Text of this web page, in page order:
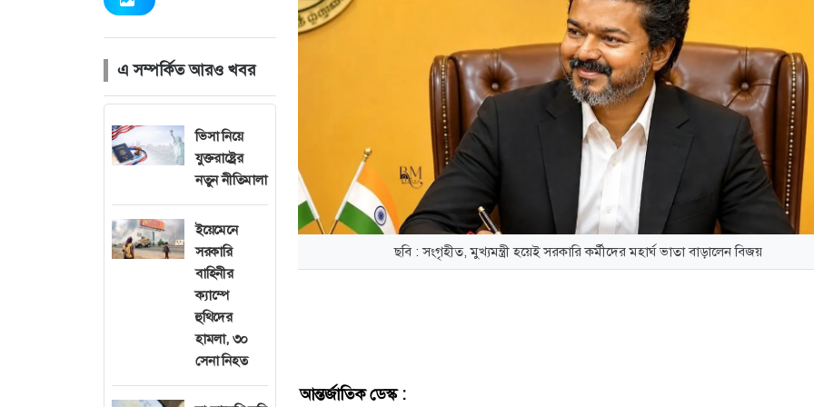
এ সম্পর্কিত আরও খবর
ভিসা নিয়ে
যুক্তরাষ্ট্রের
নতুন নীতিমালা
ইয়েমেনে
সরকারি
বাহিনীর
ক্যাম্পে
হুথিদের
হামলা, ৩০
সেনা নিহত
ছবি : সংগৃহীত, মুখ্যমন্ত্রী হয়েই সরকারি কর্মীদের মহার্ঘ ভাতা বাড়ালেন বিজয়
আন্তর্জাতিক ডেস্ক: